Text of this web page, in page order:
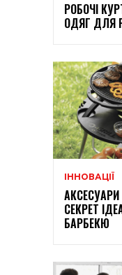
РОБОЧІ
ОДЯГ ДЛЯ
ІННОВАЦІЇ
СЕКРЕТ
БАРБЕКЮ